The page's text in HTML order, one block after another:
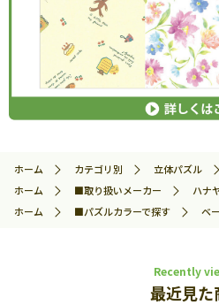
ホーム カテゴリ別 立体パズル
ホーム
■取り扱いメーカー ハナ
ホーム
■パズルカラーで探す ベ
Recently
最近見た